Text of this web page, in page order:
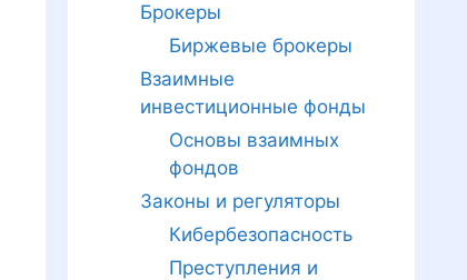
Брокеры
Биржевые брокеры
Взаимные
инвестиционные фонды
Основы взаимных
фондов
Законы и регуляторы
Кибербезопасность
Преступления и